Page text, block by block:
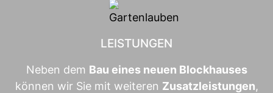
LEISTUNGEN
Neben dem Bau eines neuen Blockhauses
können wir Sie mit weiteren Zusatzleistungen,